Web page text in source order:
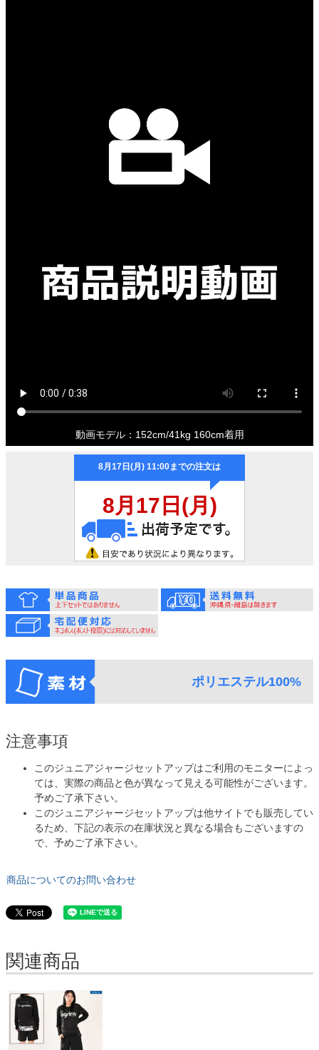
動画モデル：152cm/41kg 160cm着用
ポリエステル100%
注意事項
このジュニアジャージセットアップはご利用のモニターによっ
ては、実際の商品と色が異なって見える可能性がございます。
予めご了承下さい。
このジュニアジャージセットアップは他サイトでも販売してい
るため、下記の表示の在庫状況と異なる場合もございますの
で、予めご了承下さい。
商品についてのお問い合わせ
関連商品